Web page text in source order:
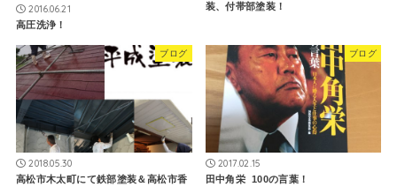
2016.06.21
高圧洗浄！
装、付帯部塗装！
ブログ
2018.05.30
高松市木太町にて鉄部塗装＆高松市香
ブログ
2017.02.15
田中角栄 100の言葉！